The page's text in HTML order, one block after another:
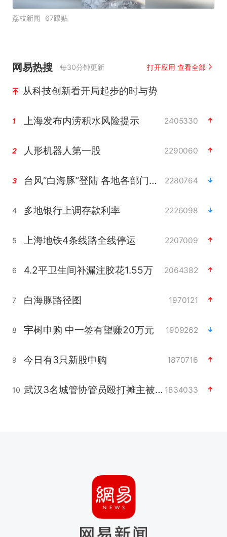
荔枝新闻 67跟贴
网易热搜 每30分钟更新 打开应用 查看全部
从科技创新看开局起步的时与势
1 上海发布内涝积水风险提示 2405330
2 人形机器人第一股 2290060
3 台风“白海豚”登陆 各地各部门全力应对 2280764
4 多地银行上调存款利率 2226098
5 上海地铁4条线路全线停运 2207009
6 4.2平卫生间补漏注胶花1.55万 2064382
7 白海豚路径图 1970121
8 宇树申购 中一签有望赚20万元 1909262
9 今日有3只新股申购 1870716
10 武汉3名城管协管员殴打摊主被刑拘 1834033